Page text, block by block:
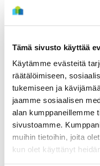
Tämä sivusto käyttää
Käytämme evästeitä
räätälöimiseen,
tukemiseen ja
jaamme sosiaalisen
alan kumppaneillemme
sivustoamme.
muihin tietoihin, joita
kun olet käyttänyt
TIEDOTTEET
Useita uudis- ja